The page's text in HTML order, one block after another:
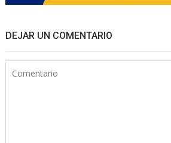
DEJAR UN COMENTARIO